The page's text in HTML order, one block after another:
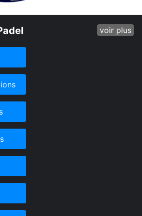
voir plus